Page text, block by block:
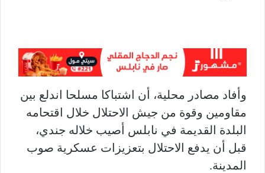
وأفاد مصادر محلية، أن اشتباكا مسلحا اندلع بين
مقاومين وقوة من جيش الاحتلال خلال اقتحامه
البلدة القديمة في نابلس أصيب خلاله جندي،
قبل أن يدفع الاحتلال بتعزيزات عسكرية صوب
المدينة.